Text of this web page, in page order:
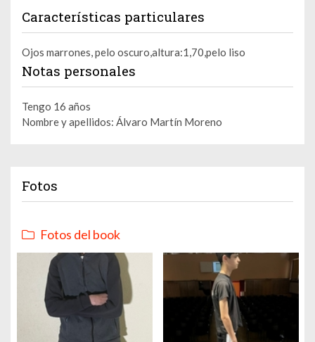
Características particulares
Ojos marrones, pelo oscuro,altura:1,70,pelo liso
Notas personales
Tengo 16 años
Nombre y apellidos: Álvaro Martín Moreno
Fotos
Fotos del book